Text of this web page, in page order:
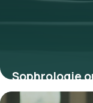
Sophrologie
privilégier